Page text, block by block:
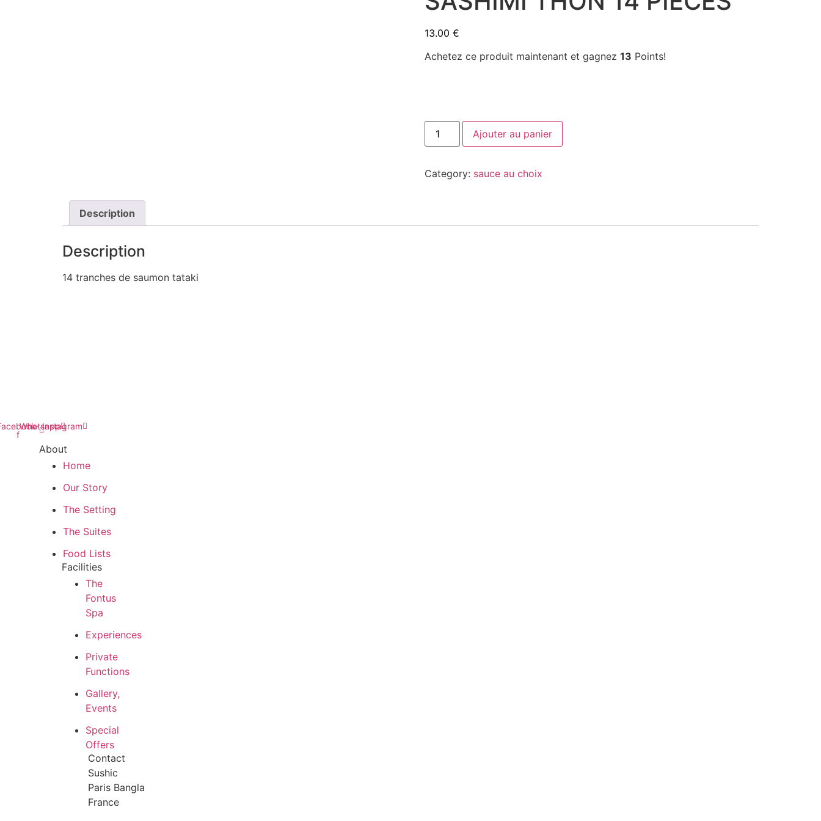
13.00 €
Achetez ce produit maintenant et gagnez 13 Points!
SASHIMI
THON
14
Ajouter au panier
Category: sauce au choix
Description
Description
14 tranches de saumon tataki
f
WhatsappInstagram
About
Home
Our Story
The Setting
The Suites
Food Lists
Facilities
The
Fontus
Spa
Experiences
Private
Functions
Gallery,
Events
Special
Offers
Contact
Sushic
Paris Bangla
France